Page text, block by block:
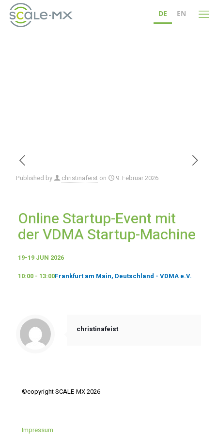
DE EN
Published by christinafeist on 9. Februar 2026
Online Startup-Event mit
der VDMA Startup-Machine
19-19 JUN 2026
10:00 - 13:00Frankfurt am Main, Deutschland - VDMA e.V.
christinafeist
©copyright SCALE-MX 2026
Impressum